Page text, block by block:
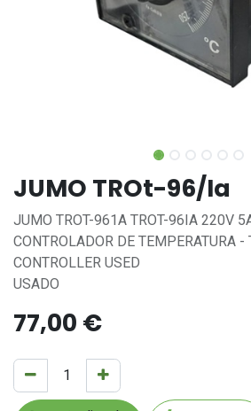
JUMO TROt-96/Ia
JUMO TROT-961A TROT-96IA 220V
CONTROLADOR DE TEMPERATURA -
CONTROLLER USED
USADO
77,00 €